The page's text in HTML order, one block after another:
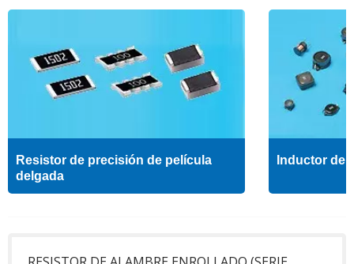
Resistor de precisión de película
delgada
Inductor de